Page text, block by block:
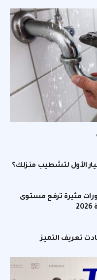
الأول لتشطيب منزلك؟
السن الحلقة 7.. تطورات مثيرة ترفع مستوى
تعريف التميز